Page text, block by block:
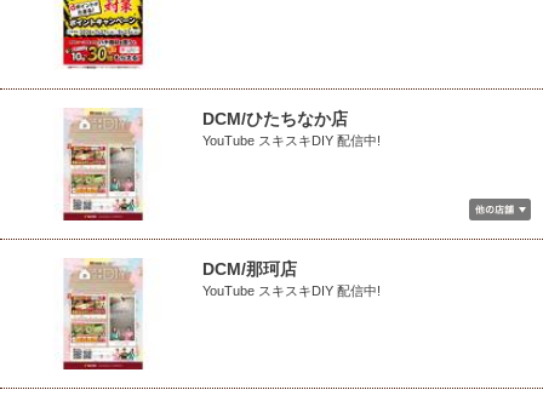
DCM/ひたちなか店
YouTube スキスキDIY 配信中!
DCM/那珂店
YouTube スキスキDIY 配信中!